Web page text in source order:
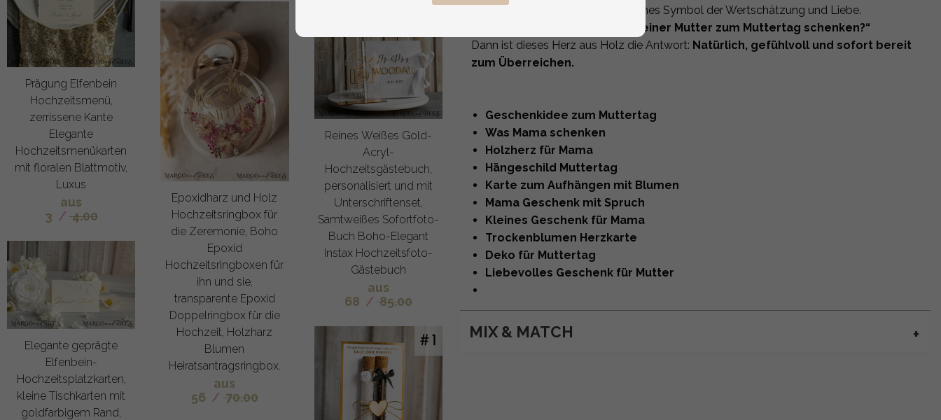
Prägung Elfenbein
Hochzeitsmenü,
zerrissene Kante
Elegante
Hochzeitsmenükarten
mit floralen Blattmotiv,
Luxus
aus
3 / 4.00
Elegante geprägte
Elfenbein-
Hochzeitsplatzkarten,
kleine Tischkarten mit
goldfarbigem Rand,
Epoxidharz und Holz
Hochzeitsringbox für
die Zeremonie, Boho
Epoxid
Hochzeitsringboxen für
ihn und sie,
transparente Epoxid
Doppelringbox für die
Hochzeit, Holzharz
Blumen
Heiratsantragsringbox.
aus
56 / 70.00
Reines Weißes Gold-
Acryl-
Hochzeitsgästebuch,
personalisiert und mit
Unterschriftenset,
Samtweißes Sofortfoto-
Buch Boho-Elegant
Instax Hochzeitsfoto-
Gästebuch
aus
68 / 85.00
ist ein schönes Symbol der Wertschätzung und Liebe.
„Was kann ich meiner Mutter zum Muttertag schenken?“
Dann ist dieses Herz aus Holz die Antwort: Natürlich, gefühlvoll und sofort bereit
zum Überreichen.
Geschenkidee zum Muttertag
Was Mama schenken
Holzherz für Mama
Hängeschild Muttertag
Karte zum Aufhängen mit Blumen
Mama Geschenk mit Spruch
Kleines Geschenk für Mama
Trockenblumen Herzkarte
Deko für Muttertag
Liebevolles Geschenk für Mutter
MIX & MATCH